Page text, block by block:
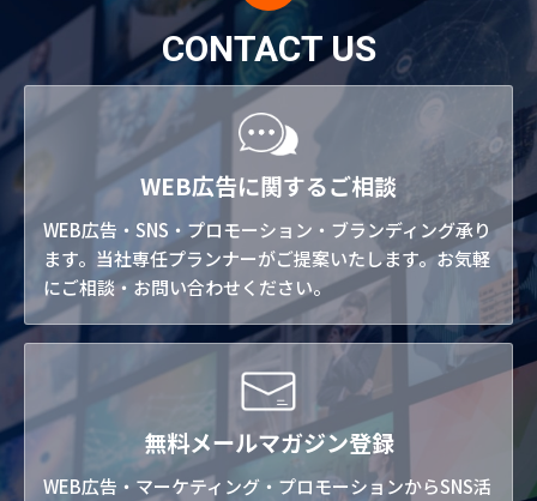
CONTACT US
WEB広告に関するご相談
WEB広告・SNS・プロモーション・ブランディング承り
ます。当社専任プランナーがご提案いたします。お気軽
にご相談・お問い合わせください。
無料メールマガジン登録
WEB広告・マーケティング・プロモーションからSNS活